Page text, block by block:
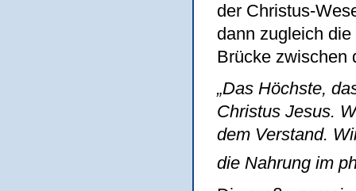
der Christus-
dann zugleich
Brücke zwischen
„Das Höchste,
Christus Jesus.
dem Verstand.
die Nahrung im